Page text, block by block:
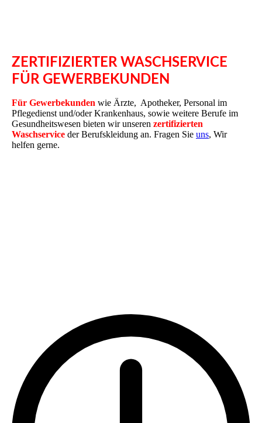
ZERTIFIZIERTER WASCHSERVICE
FÜR GEWERBEKUNDEN
Für Gewerbekunden wie Ärzte, Apotheker, Personal im
Pflegedienst und/oder Krankenhaus, sowie weitere Berufe im
Gesundheitswesen bieten wir unseren zertifizierten
Waschservice der Berufskleidung an. Fragen Sie uns, Wir
helfen gerne.